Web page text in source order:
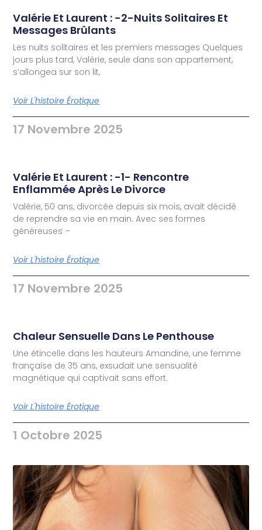
Valérie Et Laurent : -2-Nuits Solitaires Et
Messages Brûlants
Les nuits solitaires et les premiers messages Quelques
jours plus tard, Valérie, seule dans son appartement,
s’allongea sur son lit,
Voir L'histoire Érotique
17 Novembre 2025
Valérie Et Laurent : -1- Rencontre
Enflammée Après Le Divorce
Valérie, 50 ans, divorcée depuis six mois, avait décidé
de reprendre sa vie en main. Avec ses formes
généreuses –
Voir L'histoire Érotique
17 Novembre 2025
Chaleur Sensuelle Dans Le Penthouse
Une étincelle dans les hauteurs Amandine, une femme
française de 35 ans, exsudait une sensualité
magnétique qui captivait sans effort.
Voir L'histoire Érotique
1 Octobre 2025